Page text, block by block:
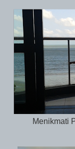
Menikmati